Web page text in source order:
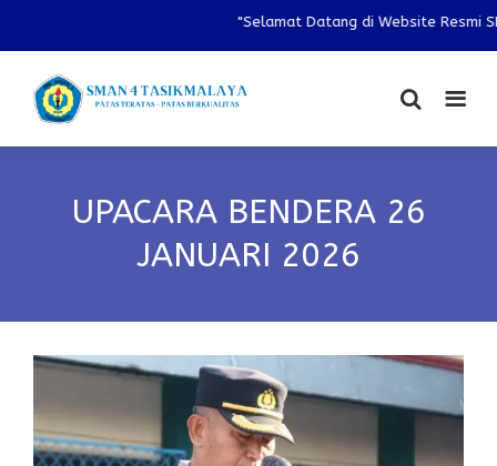
"Selamat Datang di Website Resmi
UPACARA BENDERA 26
JANUARI 2026